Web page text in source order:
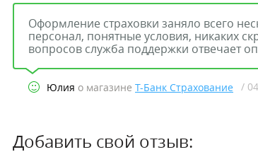
Оформление страховки заняло всего
персонал, понятные условия, никаких
вопросов служба поддержки отвечает
Юлия о магазине Т-Банк Страхование /
Добавить свой отзыв: